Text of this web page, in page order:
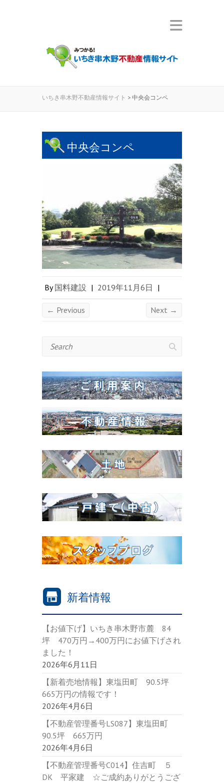
いちき串木野不動産情報サイト > 中央会コンペ
中央会コンペ
By国料建設 | 2019年11月6日 |
← Previous Next →
Search
新着情報
【お値下げ】いちき串木野市麓 84
坪 470万円→400万円にお値下げされ
ました！
2026年6月11日
【新着売地情報】東塩田町 90.5坪
665万円の情報です！
2026年4月6日
【不動産管理番号LS087】東塩田町
90.5坪 665万円
2026年4月6日
【不動産管理番号C014】住吉町 ５
DK 平家建 ☆ご成約ありがとうござ